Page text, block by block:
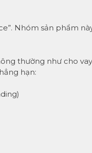
Nhóm sản phẩm
thường như cho
hạn: